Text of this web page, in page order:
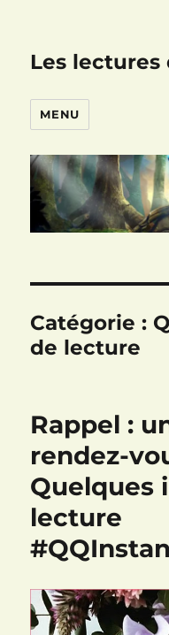
Les
MENU
Catégorie :
de lecture
Rappel :
rendez-
Quelques
lecture